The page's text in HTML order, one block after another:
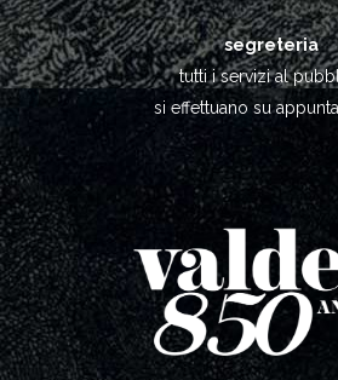
segreteria
tutti i servizi al
si effettuano su